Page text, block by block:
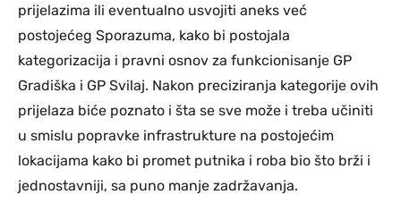
prijelazima ili eventualno usvojiti aneks već
postojećeg Sporazuma, kako bi postojala
kategorizacija i pravni osnov za funkcionisanje GP
Gradiška i GP Svilaj. Nakon preciziranja kategorije ovih
prijelaza biće poznato i šta se sve može i treba učiniti
u smislu popravke infrastrukture na postojećim
lokacijama kako bi promet putnika i roba bio što brži i
jednostavniji, sa puno manje zadržavanja.